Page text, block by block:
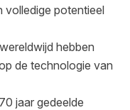
volledige potentieel
hebben
de technologie van
jaar gedeelde